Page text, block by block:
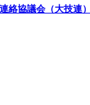
絡協議会（大技連